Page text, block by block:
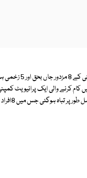
ذرائع ابلاغ کے مطابق صوبہ پروان میں سڑک کنارے نصب بم دھماکے سے
کام کرنے والی ایک پرائیویٹ
مزدور اور سیکیورٹی گارڈز ایک وین میں جارہے تھے کہ